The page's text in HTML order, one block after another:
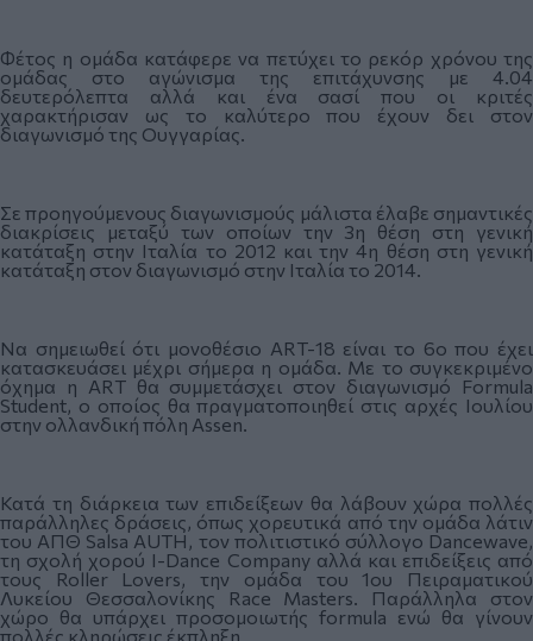
Φέτος η ομάδα κατάφερε να πετύχει το ρεκόρ χρόνου της
ομάδας στο αγώνισμα της επιτάχυνσης με 4.04
δευτερόλεπτα αλλά και ένα σασί που οι κριτές
χαρακτήρισαν ως το καλύτερο που έχουν δει στον
διαγωνισμό της Ουγγαρίας.
Σε προηγούμενους διαγωνισμούς μάλιστα έλαβε σημαντικές
διακρίσεις μεταξύ των οποίων την 3η θέση στη γενική
κατάταξη στην Ιταλία το 2012 και την 4η θέση στη γενική
κατάταξη στον διαγωνισμό στην Ιταλία το 2014.
Να σημειωθεί ότι μονοθέσιο ART-18 είναι το 6ο που έχει
κατασκευάσει μέχρι σήμερα η ομάδα. Με το συγκεκριμένο
όχημα η ART θα συμμετάσχει στον διαγωνισμό Formula
Student, ο οποίος θα πραγματοποιηθεί στις αρχές Ιουλίου
στην ολλανδική πόλη Assen.
Κατά τη διάρκεια των επιδείξεων θα λάβουν χώρα πολλές
παράλληλες δράσεις, όπως χορευτικά από την ομάδα λάτιν
του ΑΠΘ Salsa AUTH, τον πολιτιστικό σύλλογο Dancewave,
τη σχολή χορού I-Dance Company αλλά και επιδείξεις από
τους Roller Lovers, την ομάδα του 1ου Πειραματικού
Λυκείου Θεσσαλονίκης Race Masters. Παράλληλα στον
χώρο θα υπάρχει προσομοιωτής formula ενώ θα γίνουν
πολλές κληρώσεις έκπληξη.